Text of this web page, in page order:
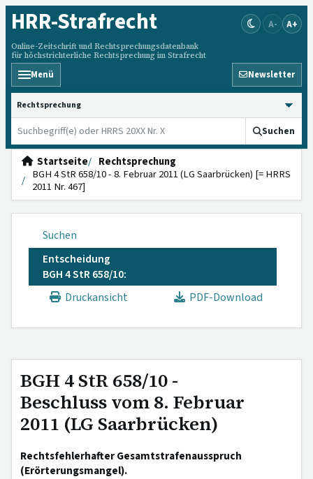
HRR-Strafrecht
Online-Zeitschrift und Rechtsprechungsdatenbank
für höchstrichterliche Rechtsprechung im Strafrecht
A- A+
Menü Newsletter
HRRS durchsuchen
Suchen
Startseite
Rechtsprechung
BGH 4 StR 658/10 - 8. Februar 2011 (LG Saarbrücken) [= HRRS
2011 Nr. 467]
Suchen
Entscheidung
BGH 4 StR 658/10:
Druckansicht
PDF-Download
BGH 4 StR 658/10 -
Beschluss vom 8. Februar
2011 (LG Saarbrücken)
Rechtsfehlerhafter Gesamtstrafenausspruch
(Erörterungsmangel).